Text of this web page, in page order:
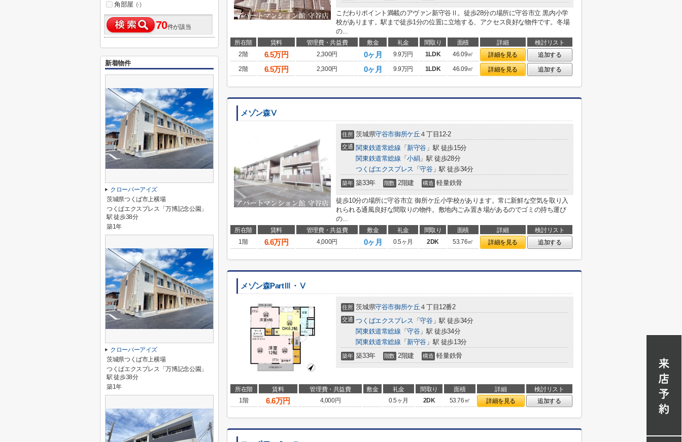
こだわりポイント満載のアヴァン新守谷Ⅱ。徒歩28分の場所に守谷市立 黒内小学
校があります。駅まで徒歩1分の位置に立地する、アクセス良好な物件です。冬場
の...
所在階 賃料 管理費・共益費 敷金 礼金 間取り 面積 詳細
検討リスト
2階
6.5万円 2,300円 0ヶ月 9.9万円 1LDK 46.09㎡ 詳細を見る
追加する
2階
6.5万円 2,300円 0ヶ月 9.9万円 1LDK 46.09㎡ 詳細を見る 追加する
メゾン森Ⅴ
住所 茨城県守谷市御所ケ丘 ４丁目12-2
交通 関東鉄道常総線 「 新守谷 」駅 徒歩15分
関東鉄道常総線 「小絹」駅 徒歩28分
つくばエクスプレス 「守谷」駅 徒歩34分
築年 築33年 階数 2階建 構造 軽量鉄骨
徒歩10分の場所に守谷市立 御所ケ丘小学校があります。常に新鮮な空気を取り入
れられる通風良好な間取りの物件。敷地内ごみ置き場があるのでゴミの持ち運び
の...
所在階 賃料 管理費・共益費 敷金 礼金 間取り 面積 詳細
検討リスト
1階
6.6万円 4,000円 0ヶ月 0.5ヶ月 2DK 53.76㎡ 詳細を見る 追加する
メゾン森PartⅢ・Ⅴ
住所 茨城県守谷市御所ケ丘 ４丁目12番2
交通 つくばエクスプレス 「守谷」駅 徒歩34分
関東鉄道常総線 「守谷」駅 徒歩34分
関東鉄道常総線 「 新守谷 」駅 徒歩13分
築年 築33年 階数 2階建 構造 軽量鉄骨
所在階 賃料 管理費・共益費 敷金 礼金 間取り 面積 詳細
検討リスト
1階
6.6万円 4,000円 0.5ヶ月 2DK 53.76㎡ 詳細を見る 追加する
角部屋 (-)
70件が該当
新着物件
クローバーアイズ
茨城県つくば市上横場
つくばエクスプレス「万博記念公園」
駅 徒歩38分
築1年
クローバーアイズ
茨城県つくば市上横場
つくばエクスプレス「万博記念公園」
駅 徒歩38分
築1年